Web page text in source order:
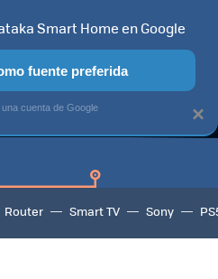
GANGAS OFERTAS EN
Router Smart TV Sony
×
Smart Home en Google
fuente preferida
cuenta de Google